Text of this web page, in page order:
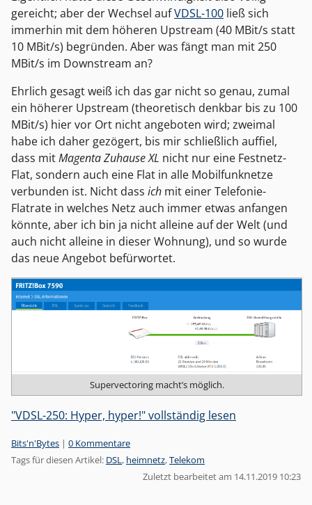
gereicht; aber der Wechsel aufVDSL-100 ließ sich
immerhin mit dem höheren Upstream (40 MBit/s statt
10 MBit/s) begründen. Aber was fängt man mit 250
MBit/s im Downstream an?
Ehrlich gesagt weiß ich das gar nicht so genau, zumal
ein höherer Upstream (theoretisch denkbar bis zu 100
MBit/s) hier vor Ort nicht angeboten wird; zweimal
habe ich daher gezögert, bis mir schließlich auffiel,
dass mitMagenta Zuhause XL nicht nur eine Festnetz-
Flat, sondern auch eine Flat in alle Mobilfunknetze
verbunden ist. Nicht dass ich mit einer Telefonie-
Flatrate in welches Netz auch immer etwas anfangen
könnte, aber ich bin ja nicht alleine auf der Welt (und
auch nicht alleine in dieser Wohnung), und so wurde
das neue Angebot befürwortet.
Supervectoring macht’s möglich.
"VDSL-250: Hyper, hyper!" vollständig lesen
Kategorien:
Bits'n'Bytes | 0 Kommentare
Tags für diesen Artikel: DSL, heimnetz,Telekom
Zuletzt bearbeitet am 14.11.2019 10:23